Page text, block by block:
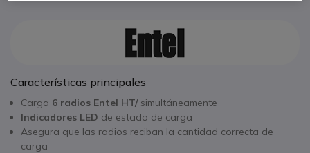
Características principales
Carga 6 radios Entel HT/simultáneamente
Indicadores LED de estado de carga
Asegura que las radios reciban la cantidad correcta de
carga